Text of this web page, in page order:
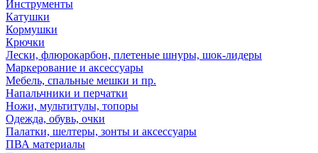
Инструменты
Катушки
Кормушки
Крючки
Лески, флюрокарбон, плетеные шнуры, шок-лидеры
Маркерование и аксессуары
Мебель, спальные мешки и пр.
Напальчники и перчатки
Ножи, мультитулы, топоры
Одежда, обувь, очки
Палатки, шелтеры, зонты и аксессуары
ПВА материалы